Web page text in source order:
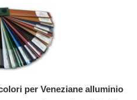
per Veneziane alluminio